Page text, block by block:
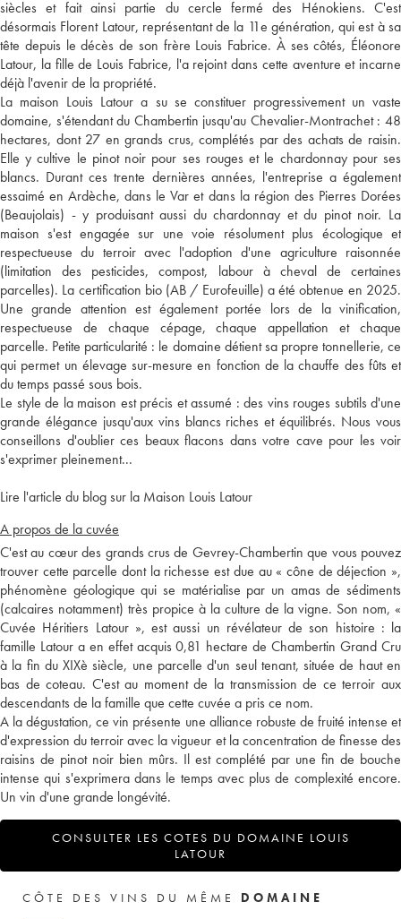
siècles et fait ainsi partie du cercle fermé des Hénokiens. C'est
désormais Florent Latour, représentant de la 11e génération, qui est à sa
tête depuis le décès de son frère Louis Fabrice. À ses côtés, Éléonore
Latour, la fille de Louis Fabrice, l'a rejoint dans cette aventure et incarne
déjà l'avenir de la propriété.
La maison Louis Latour a su se constituer progressivement un vaste
domaine, s'étendant du Chambertin jusqu'au Chevalier-Montrachet : 48
hectares, dont 27 en grands crus, complétés par des achats de raisin.
Elle y cultive le pinot noir pour ses rouges et le chardonnay pour ses
blancs. Durant ces trente dernières années, l'entreprise a également
essaimé en Ardèche, dans le Var et dans la région des Pierres Dorées
(Beaujolais) - y produisant aussi du chardonnay et du pinot noir. La
maison s'est engagée sur une voie résolument plus écologique et
respectueuse du terroir avec l'adoption d'une agriculture raisonnée
(limitation des pesticides, compost, labour à cheval de certaines
parcelles). La certification bio (AB / Eurofeuille) a été obtenue en 2025.
Une grande attention est également portée lors de la vinification,
respectueuse de chaque cépage, chaque appellation et chaque
parcelle. Petite particularité : le domaine détient sa propre tonnellerie, ce
qui permet un élevage sur-mesure en fonction de la chauffe des fûts et
du temps passé sous bois.
Le style de la maison est précis et assumé : des vins rouges subtils d'une
grande élégance jusqu'aux vins blancs riches et équilibrés. Nous vous
conseillons d'oublier ces beaux flacons dans votre cave pour les voir
s'exprimer pleinement...
Lire l'article du blog sur la Maison Louis Latour
A propos de la cuvée
C'est au cœur des grands crus de Gevrey-Chambertin que vous pouvez
trouver cette parcelle dont la richesse est due au « cône de déjection »,
phénomène géologique qui se matérialise par un amas de sédiments
(calcaires notamment) très propice à la culture de la vigne. Son nom, «
Cuvée Héritiers Latour », est aussi un révélateur de son histoire : la
famille Latour a en effet acquis 0,81 hectare de Chambertin Grand Cru
à la fin du XIXè siècle, une parcelle d'un seul tenant, située de haut en
bas de coteau. C'est au moment de la transmission de ce terroir aux
descendants de la famille que cette cuvée a pris ce nom.
A la dégustation, ce vin présente une alliance robuste de fruité intense et
d'expression du terroir avec la vigueur et la concentration de finesse des
raisins de pinot noir bien mûrs. Il est complété par une fin de bouche
intense qui s'exprimera dans le temps avec plus de complexité encore.
Un vin d'une grande longévité.
CONSULTER LES COTES DU DOMAINE LOUIS
LATOUR
CÔTE DES VINS DU MÊME DOMAINE